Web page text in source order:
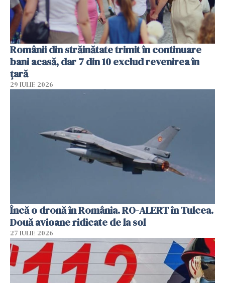
Românii din străinătate trimit în continuare
bani acasă, dar 7 din 10 exclud revenirea în
țară
29 IULIE 2026
Încă o dronă în România. RO-ALERT în Tulcea.
Două avioane ridicate de la sol
27 IULIE 2026